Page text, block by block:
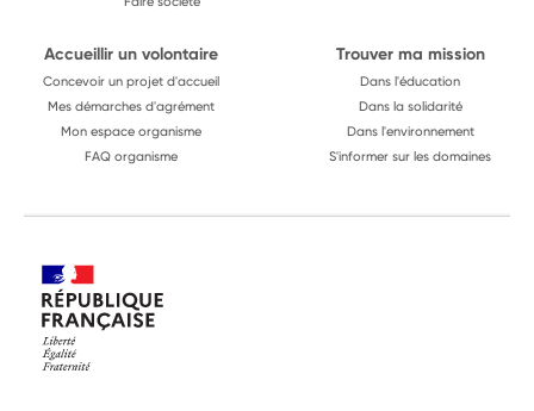
Accueillir un volontaire
Concevoir un projet d'accueil
Mes démarches d'agrément
Mon espace organisme
FAQ organisme
Trouver ma mission
Dans l'éducation
Dans la solidarité
Dans l'environnement
S'informer sur les domaines